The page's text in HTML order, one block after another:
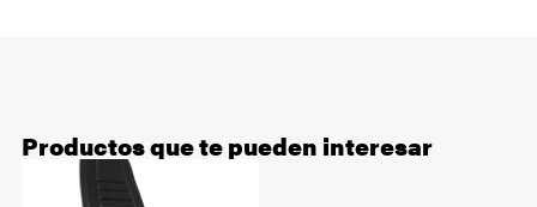
Productos que te pueden interesar